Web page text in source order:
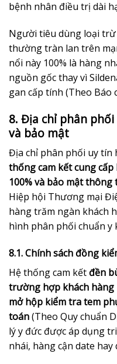
bệnh nhân điều trị dài
Người tiêu dùng loại trừ
thường tràn lan trên
nổi này 100% là hàng
nguồn gốc thay vì
gan cấp tính (Theo Báo
8. Địa chỉ phân
và bảo mật
Địa chỉ phân phối uy tín
thống cam kết cung
100% và bảo mật
Hiệp hội Thương mại
hàng trăm ngàn khách
hình phân phối chuẩn y
8.1. Chính sách đồng
Hệ thống cam kếtđền
trường hợp khách hàng
mở hộp kiểm tra tem
toán(Theo Quy chuẩn
lý y đức được áp dụng
nhái, hàng cận date